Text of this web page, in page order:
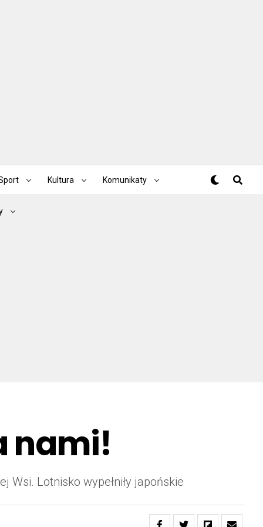
Kultura Komunikaty
nami!
Wsi. Lotnisko wypełniły japońskie